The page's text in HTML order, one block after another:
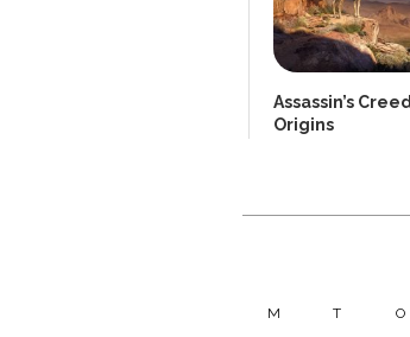
Assassin’s Creed
Origins
M T O